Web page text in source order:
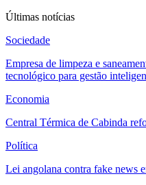
Últimas notícias
Sociedade
Empresa de limpeza e
tecnológico para gestão
Economia
Central Térmica de Cabinda
Política
Lei angolana contra fake news